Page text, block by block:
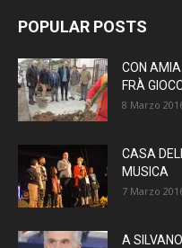
POPULAR POSTS
CON
FRÀ
8 Marzo
CASA
MUSICA
7 Marzo
A